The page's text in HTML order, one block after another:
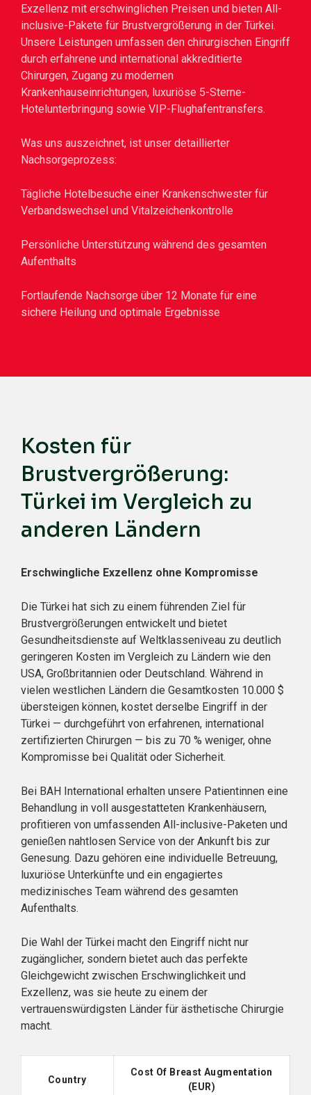
Exzellenz mit erschwinglichen Preisen und bieten All-
inclusive-Pakete für Brustvergrößerung in der Türkei.
Unsere Leistungen umfassen den chirurgischen Eingriff
durch erfahrene und international akkreditierte
Chirurgen, Zugang zu modernen
Krankenhauseinrichtungen, luxuriöse 5-Sterne-
Hotelunterbringung sowie VIP-Flughafentransfers.
Was uns auszeichnet, ist unser detaillierter
Nachsorgeprozess:
Tägliche Hotelbesuche einer Krankenschwester für
Verbandswechsel und Vitalzeichenkontrolle
Persönliche Unterstützung während des gesamten
Aufenthalts
Fortlaufende Nachsorge über 12 Monate für eine
sichere Heilung und optimale Ergebnisse
Kosten für
Brustvergrößerung:
Türkei im Vergleich zu
anderen Ländern
Erschwingliche Exzellenz ohne Kompromisse
Die Türkei hat sich zu einem führenden Ziel für
Brustvergrößerungen entwickelt und bietet
Gesundheitsdienste auf Weltklasseniveau zu deutlich
geringeren Kosten im Vergleich zu Ländern wie den
USA, Großbritannien oder Deutschland. Während in
vielen westlichen Ländern die Gesamtkosten 10.000 $
übersteigen können, kostet derselbe Eingriff in der
Türkei — durchgeführt von erfahrenen, international
zertifizierten Chirurgen — bis zu 70 % weniger, ohne
Kompromisse bei Qualität oder Sicherheit.
Bei BAH International erhalten unsere Patientinnen eine
Behandlung in voll ausgestatteten Krankenhäusern,
profitieren von umfassenden All-inclusive-Paketen und
genießen nahtlosen Service von der Ankunft bis zur
Genesung. Dazu gehören eine individuelle Betreuung,
luxuriöse Unterkünfte und ein engagiertes
medizinisches Team während des gesamten
Aufenthalts.
Die Wahl der Türkei macht den Eingriff nicht nur
zugänglicher, sondern bietet auch das perfekte
Gleichgewicht zwischen Erschwinglichkeit und
Exzellenz, was sie heute zu einem der
vertrauenswürdigsten Länder für ästhetische Chirurgie
macht.
Country
Cost Of Breast Augmentation
(EUR)